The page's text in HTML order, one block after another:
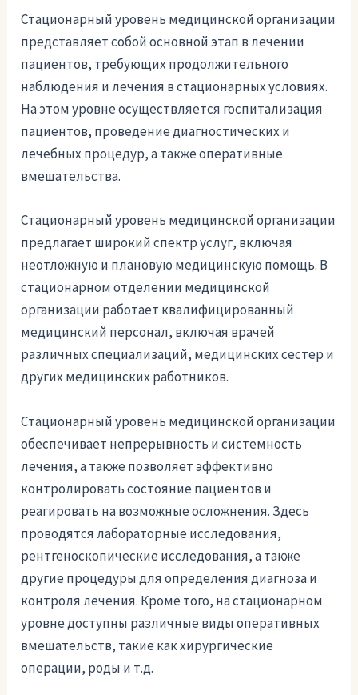
Стационарный уровень медицинской организации
представляет собой основной этап в лечении
пациентов, требующих продолжительного
наблюдения и лечения в стационарных условиях.
На этом уровне осуществляется госпитализация
пациентов, проведение диагностических и
лечебных процедур, а также оперативные
вмешательства.
Стационарный уровень медицинской организации
предлагает широкий спектр услуг, включая
неотложную и плановую медицинскую помощь. В
стационарном отделении медицинской
организации работает квалифицированный
медицинский персонал, включая врачей
различных специализаций, медицинских сестер и
других медицинских работников.
Стационарный уровень медицинской организации
обеспечивает непрерывность и системность
лечения, а также позволяет эффективно
контролировать состояние пациентов и
реагировать на возможные осложнения. Здесь
проводятся лабораторные исследования,
рентгеноскопические исследования, а также
другие процедуры для определения диагноза и
контроля лечения. Кроме того, на стационарном
уровне доступны различные виды оперативных
вмешательств, такие как хирургические
операции, роды и т.д.